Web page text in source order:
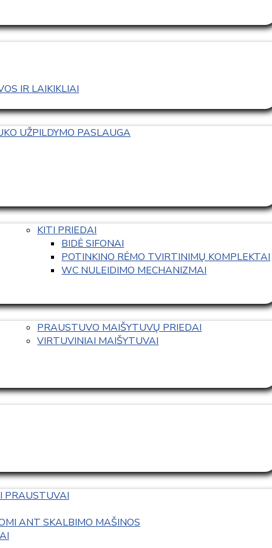
IR LAIKIKLIAI
UŽPILDYMO PASLAUGA
KITI PRIEDAI
BIDĖ SIFONAI
POTINKINO RĖMO TVIRTINIMŲ KOMPLEKTAI
WC NULEIDIMO MECHANIZMAI
PRAUSTUVO MAIŠYTUVŲ PRIEDAI
VIRTUVINIAI MAIŠYTUVAI
PRAUSTUVAI
ANT SKALBIMO MAŠINOS